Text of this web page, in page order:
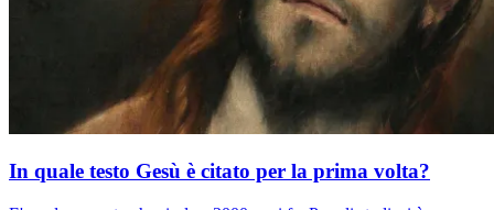
In quale testo Gesù è citato per la prima volta?